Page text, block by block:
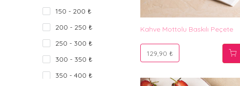
150 - 200 ₺
200 - 250 ₺
250 - 300 ₺
300 - 350 ₺
350 - 400 ₺
Kahve Mottolu Baskılı Peçete
129,90 ₺